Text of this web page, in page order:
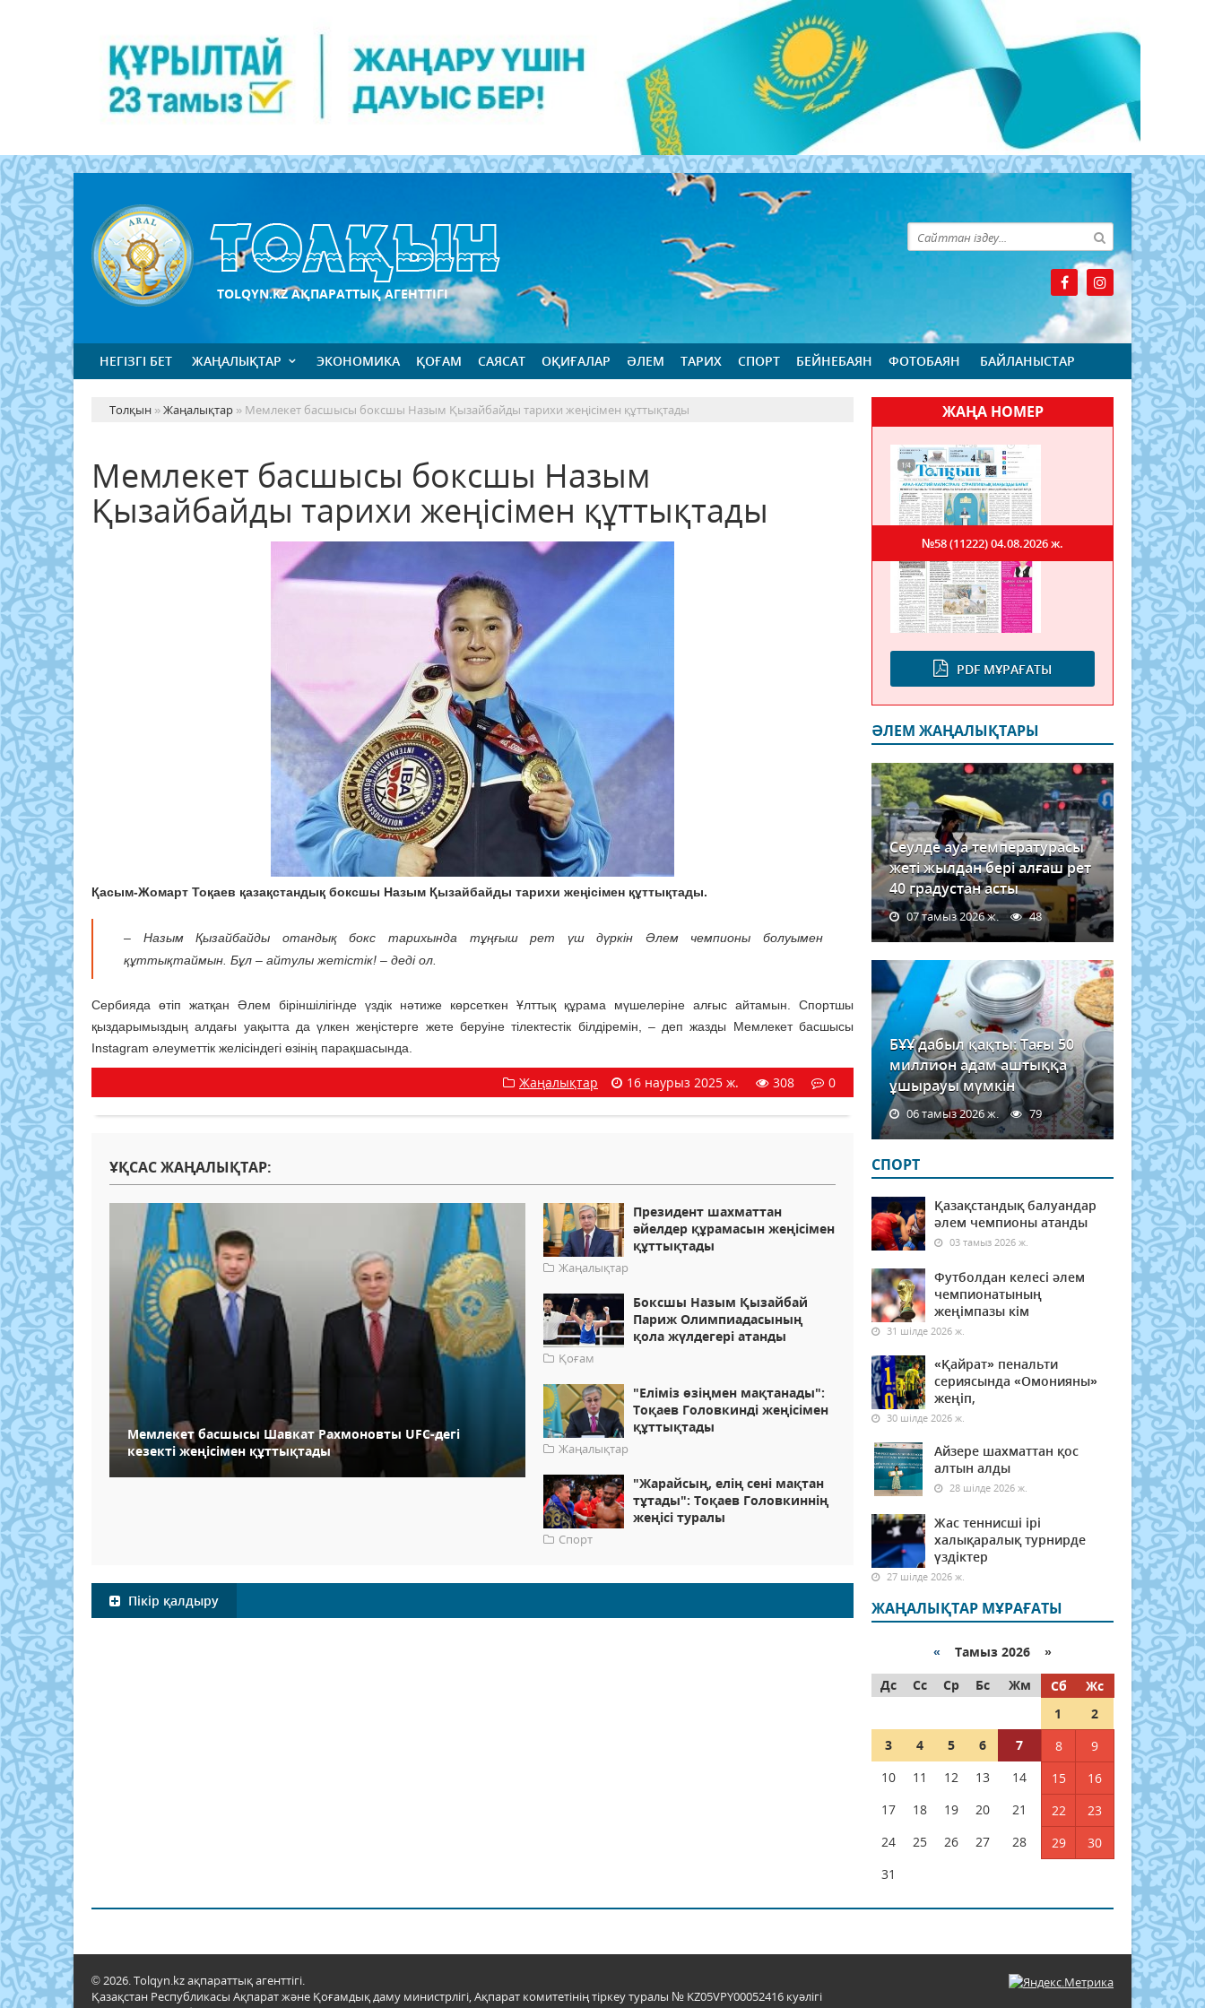
TOLQYN.KZ АҚПАРАТТЫҚ АГЕНТТІГІ
НЕГІЗГІ БЕТ ЖАҢАЛЫҚТАР ЭКОНОМИКА ҚОҒАМ САЯСАТ ОҚИҒАЛАР ӘЛЕМ ТАРИХ СПОРТ БЕЙНЕБАЯН ФОТОБАЯН БАЙЛАНЫСТАР
Толқын »Жаңалықтар » Мемлекет басшысы боксшы Назым Қызайбайды тарихи жеңісімен құттықтады
Мемлекет басшысы боксшы Назым
Қызайбайды тарихи жеңісімен құттықтады
Қасым-Жомарт Тоқаев қазақстандық боксшы Назым Қызайбайды тарихи жеңісімен құттықтады.
– Назым Қызайбайды отандық бокс тарихында тұңғыш рет үш дүркін Әлем чемпионы болуымен
құттықтаймын. Бұл – айтулы жетістік! – деді ол.
Сербияда өтіп жатқан Әлем біріншілігінде үздік нәтиже көрсеткен Ұлттық құрама мүшелеріне алғыс айтамын. Спортшы
қыздарымыздың алдағы уақытта да үлкен жеңістерге жете беруіне тілектестік білдіремін, – деп жазды Мемлекет басшысы
Instagram әлеуметтік желісіндегі өзінің парақшасында.
Жаңалықтар 16 наурыз 2025 ж. 308 0
ҰҚСАС ЖАҢАЛЫҚТАР:
Мемлекет басшысы Шавкат Рахмоновты UFC-дегі
кезекті жеңісімен құттықтады
Президент шахматтан
әйелдер құрамасын жеңісімен
құттықтады
Жаңалықтар
Боксшы Назым Қызайбай
Париж Олимпиадасының
қола жүлдегері атанды
Қоғам
"Еліміз өзіңмен мақтанады":
Тоқаев Головкинді жеңісімен
құттықтады
Жаңалықтар
"Жарайсың, елің сені мақтан
тұтады": Тоқаев Головкиннің
жеңісі туралы
Спорт
Пікір қалдыру
ЖАҢА НОМЕР
PDF МҰРАҒАТЫ
№58 (11222)04.08.2026 ж.
ӘЛЕМ ЖАҢАЛЫҚТАРЫ
Сеулде ауа температурасы
жеті жылдан бері алғаш рет
40 градустан асты
07 тамыз 2026 ж. 48
БҰҰ дабыл қақты: Тағы 50
миллион адам аштыққа
ұшырауы мүмкін
06 тамыз 2026 ж. 79
СПОРТ
Қазақстандық балуандар
әлем чемпионы атанды
03 тамыз 2026 ж.
Футболдан келесі әлем
чемпионатының
жеңімпазы кім
31 шілде 2026 ж.
«Қайрат» пенальти
сериясында «Омонияны»
жеңіп,
30 шілде 2026 ж.
Айзере шахматтан қос
алтын алды
28 шілде 2026 ж.
Жас теннисші ірі
халықаралық турнирде
үздіктер
27 шілде 2026 ж.
ЖАҢАЛЫҚТАР МҰРАҒАТЫ
« Тамыз 2026 »
Дс
Сс Ср Бс Жм Сб
Жс
1
2
3
4 5 6 7 8
9
10
11 12 13 14 15
16
17
18 19 20 21 22
23
24
25 26 27 28 29
30
31
© 2026. Tolqyn.kz ақпараттық агенттігі.
Қазақстан Республикасы Ақпарат және Қоғамдық даму министрлігі, Ақпарат комитетінің тіркеу туралы № KZ05VPY00052416 куәлігі